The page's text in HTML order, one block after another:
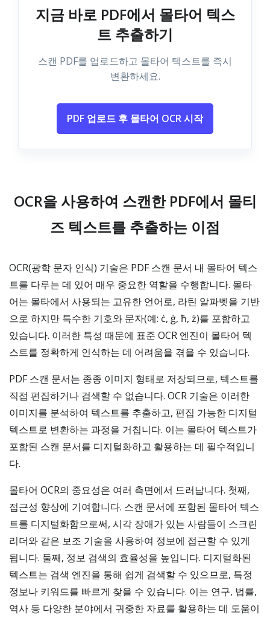
지금 바로 PDF에서 몰타어 텍스
트 추출하기
스캔 PDF를 업로드하고 몰타어 텍스트를 즉시
변환하세요.
PDF 업로드 후 몰타어 OCR 시작
OCR을 사용하여 스캔한 PDF에서 몰티
즈 텍스트를 추출하는 이점
OCR(광학 문자 인식) 기술은 PDF 스캔 문서 내 몰타어 텍스
트를 다루는 데 있어 매우 중요한 역할을 수행합니다. 몰타
어는 몰타에서 사용되는 고유한 언어로, 라틴 알파벳을 기반
으로 하지만 특수한 기호와 문자(예: ċ, ġ, ħ, ż)를 포함하고
있습니다. 이러한 특성 때문에 표준 OCR 엔진이 몰타어 텍
스트를 정확하게 인식하는 데 어려움을 겪을 수 있습니다.
PDF 스캔 문서는 종종 이미지 형태로 저장되므로, 텍스트를
직접 편집하거나 검색할 수 없습니다. OCR 기술은 이러한
이미지를 분석하여 텍스트를 추출하고, 편집 가능한 디지털
텍스트로 변환하는 과정을 거칩니다. 이는 몰타어 텍스트가
포함된 스캔 문서를 디지털화하고 활용하는 데 필수적입니
다.
몰타어 OCR의 중요성은 여러 측면에서 드러납니다. 첫째,
접근성 향상에 기여합니다. 스캔 문서에 포함된 몰타어 텍스
트를 디지털화함으로써, 시각 장애가 있는 사람들이 스크린
리더와 같은 보조 기술을 사용하여 정보에 접근할 수 있게
됩니다. 둘째, 정보 검색의 효율성을 높입니다. 디지털화된
텍스트는 검색 엔진을 통해 쉽게 검색할 수 있으므로, 특정
정보나 키워드를 빠르게 찾을 수 있습니다. 이는 연구, 법률,
역사 등 다양한 분야에서 귀중한 자료를 활용하는 데 도움이